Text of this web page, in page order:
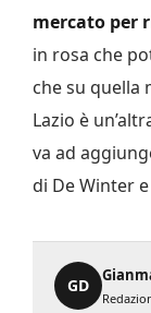
mercato per
in rosa che
che su quella
Lazio è
va ad
di De Winter
GD